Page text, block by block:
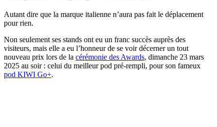
Autant dire que la marque italienne n’aura pas fait le déplacement
pour rien.
Non seulement ses stands ont eu un franc succès auprès des
visiteurs, mais elle a eu l’honneur de se voir décerner un tout
nouveau prix lors de la cérémonie des Awards, dimanche 23 mars
2025 au soir : celui du meilleur pod pré-rempli, pour son fameux
pod KIWI Go+.